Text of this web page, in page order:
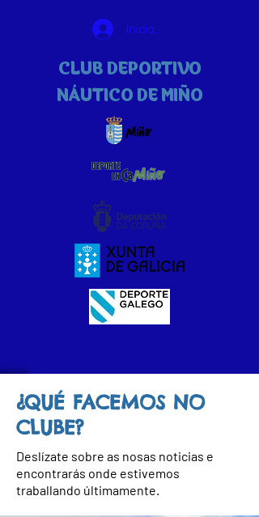
Iniciar sesión
CLUB DEPORTIVO
NÁUTICO DE MIÑO
¿QUÉ FACEMOS NO
CLUBE?
Deslízate sobre as nosas noticias e
encontrarás onde estivemos
traballando últimamente.